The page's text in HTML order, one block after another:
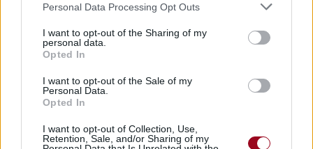
Personal Data Processing Opt Outs
I want to opt-out of the Sharing of my
personal data.
Opted In
I want to opt-out of the Sale of my
Personal Data.
Opted In
I want to opt-out of Collection, Use,
Retention, Sale, and/or Sharing of my
Trouver un instrument de musique ou une partition au
meilleur prix sur
Paroles + Traduction
Commentaires